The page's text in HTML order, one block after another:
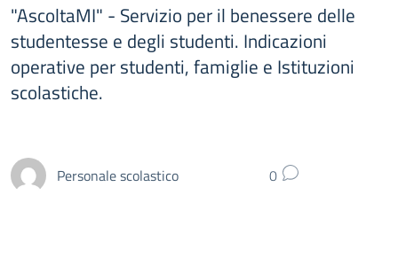
"AscoltaMI" - Servizio per il benessere delle
studentesse e degli studenti. Indicazioni
operative per studenti, famiglie e Istituzioni
scolastiche.
Personale scolastico 0